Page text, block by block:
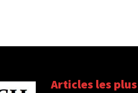
Articles les